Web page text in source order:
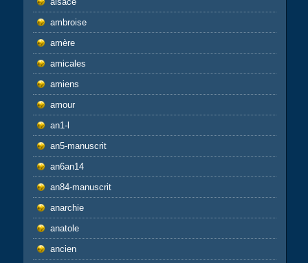
ambroise
amère
amicales
amiens
amour
an1-l
an5-manuscrit
an6an14
an84-manuscrit
anarchie
anatole
ancien